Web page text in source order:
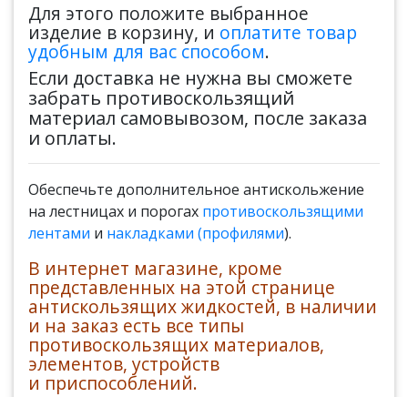
Для этого положите выбранное
изделие в корзину, и оплатите товар
удобным для вас способом.
Если доставка не нужна вы сможете
забрать противоскользящий
материал самовывозом, после заказа
и оплаты.
Обеспечьте дополнительное антискольжение
на лестницах и порогах противоскользящими
лентами и накладками (профилями).
В интернет магазине, кроме
представленных на этой странице
антискользящих жидкостей, в наличии
и на заказ есть все типы
противоскользящих материалов,
элементов, устройств
и приспособлений.